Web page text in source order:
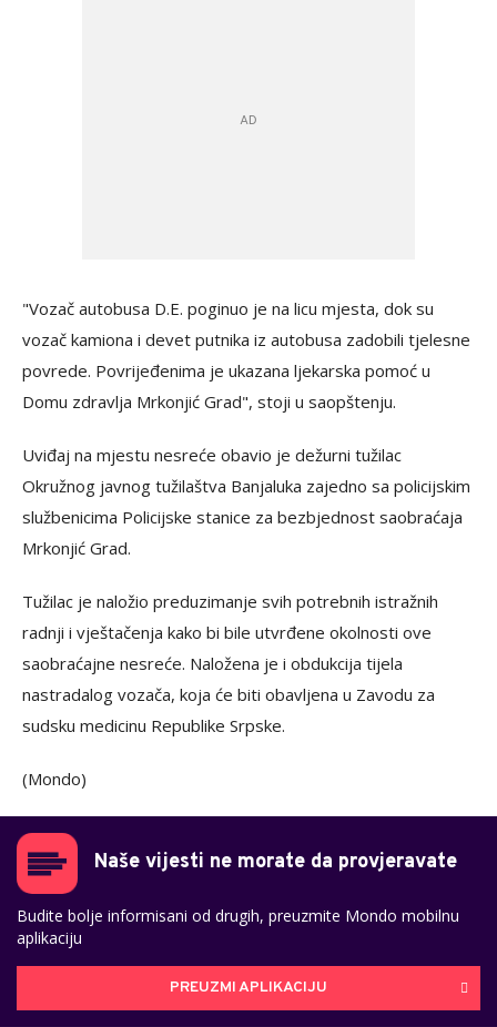
"Vozač autobusa D.E. poginuo je na licu mjesta, dok su
vozač kamiona i devet putnika iz autobusa zadobili tjelesne
povrede. Povrijeđenima je ukazana ljekarska pomoć u
Domu zdravlja Mrkonjić Grad", stoji u saopštenju.
Uviđaj na mjestu nesreće obavio je dežurni tužilac
Okružnog javnog tužilaštva Banjaluka zajedno sa policijskim
službenicima Policijske stanice za bezbjednost saobraćaja
Mrkonjić Grad.
Tužilac je naložio preduzimanje svih potrebnih istražnih
radnji i vještačenja kako bi bile utvrđene okolnosti ove
saobraćajne nesreće. Naložena je i obdukcija tijela
nastradalog vozača, koja će biti obavljena u Zavodu za
sudsku medicinu Republike Srpske.
(Mondo)
Naše vijesti ne morate da provjeravate
Budite bolje informisani od drugih, preuzmite Mondo mobilnu
aplikaciju
PREUZMI APLIKACIJU